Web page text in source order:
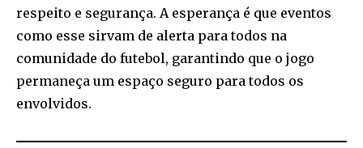
respeito e segurança. A esperança é que eventos
como esse sirvam de alerta para todos na
comunidade do futebol, garantindo que o jogo
permaneça um espaço seguro para todos os
envolvidos.